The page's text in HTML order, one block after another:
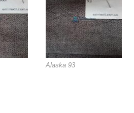
Alaska 93